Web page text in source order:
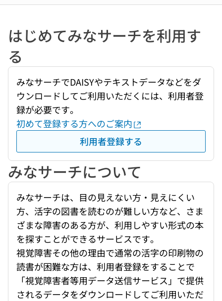
はじめてみなサーチを利用す
る
みなサーチでDAISYやテキストデータなどをダ
ウンロードしてご利用いただくには、利用者登
録が必要です。
初めて登録する方へのご案内
利用者登録する
みなサーチについて
みなサーチは、目の見えない方・見えにくい
方、活字の図書を読むのが難しい方など、さま
ざまな障害のある方が、利用しやすい形式の本
を探すことができるサービスです。
視覚障害その他の理由で通常の活字の印刷物の
読書が困難な方は、利用者登録をすることで
「視覚障害者等用データ送信サービス」で提供
されるデータをダウンロードしてご利用いただ